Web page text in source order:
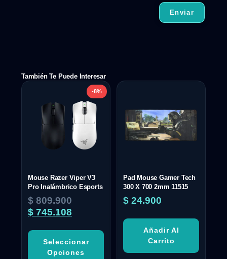
También Te Puede Interesar
-8%
Mouse Razer Viper V3
Pro Inalámbrico Esports
$809.900
$ 745.108
Seleccionar
Opciones
Pad Mouse Gamer Tech
300 X 700 2mm 11515
$ 24.900
Añadir Al
Carrito